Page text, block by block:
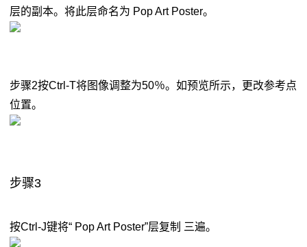
层的副本。将此层命名为 Pop Art Poster。
步骤2按Ctrl-T将图像调整为50％。如预览所示，更改参考点
位置。
步骤3
按Ctrl-J键将“ Pop Art Poster”层复制 三遍。